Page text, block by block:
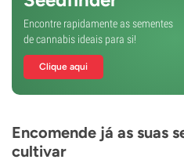
Encontre rapidamente as sementes
de cannabis ideais para si!
Clique aqui
Encomende já as suas
cultivar